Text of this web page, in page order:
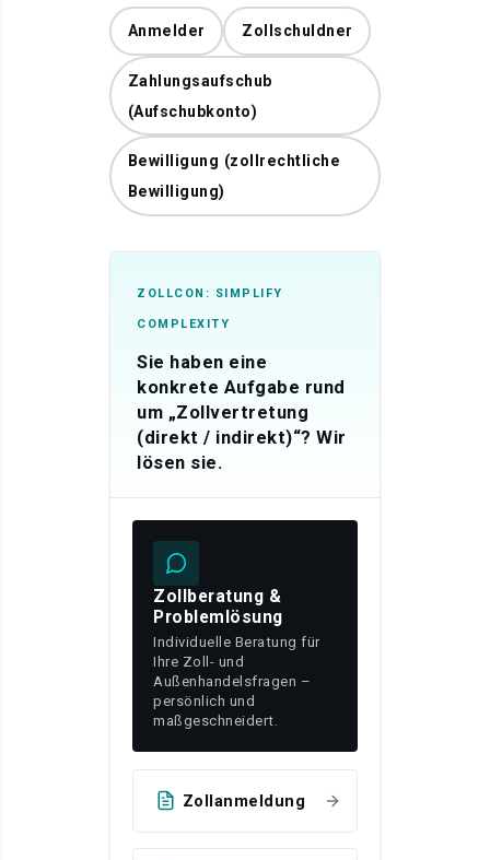
Anmelder Zollschuldner
Zahlungsaufschub
(Aufschubkonto)
Bewilligung (zollrechtliche
Bewilligung)
ZOLLCON: SIMPLIFY
COMPLEXITY
Sie haben eine
konkrete Aufgabe rund
um „Zollvertretung
(direkt / indirekt)“? Wir
lösen sie.
Zollberatung &
Problemlösung
Individuelle Beratung für
Ihre Zoll- und
Außenhandelsfragen –
persönlich und
maßgeschneidert.
Zollanmeldung